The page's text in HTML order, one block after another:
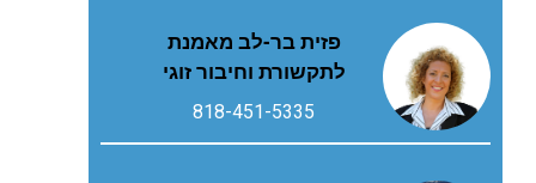
פזית בר-לב מאמנת
לתקשורת וחיבור זוגי
818-451-5335